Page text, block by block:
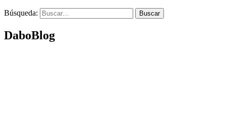
Búsqueda:
DaboBlog